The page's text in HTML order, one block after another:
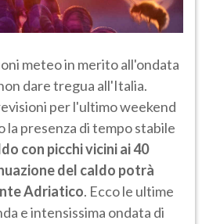
meteo in merito all'ondata
dare tregua all'Italia.
per l'ultimo weekend
la presenza di tempo stabile
con picchi vicini ai 40
del caldo potrà
Adriatico. Ecco le ultime
e intensissima ondata di